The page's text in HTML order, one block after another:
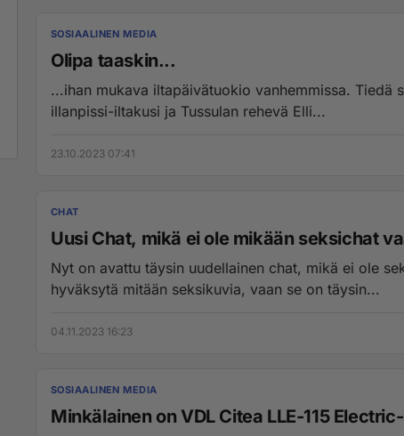
SOSIAALINEN MEDIA
Olipa taaskin...
...ihan mukava iltapäivätuokio vanhemmissa. Tiedä
illanpissi-iltakusi ja Tussulan rehevä Elli...
23.10.2023 07:41
CHAT
Uusi Chat, mikä ei ole mikään seksichat
Nyt on avattu täysin uudellainen chat, mikä ei ole
hyväksytä mitään seksikuvia, vaan se on täysin...
04.11.2023 16:23
SOSIAALINEN MEDIA
Minkälainen on VDL Citea LLE-115